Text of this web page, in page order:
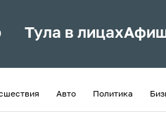
Тула в лицах
Авто Политика